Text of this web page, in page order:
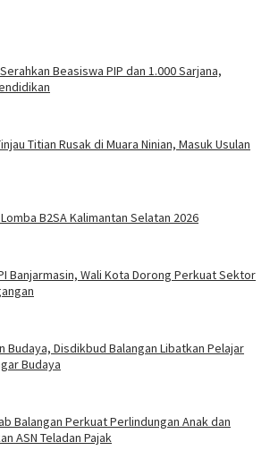
Beasiswa PIP dan 1.000 Sarjana,
Titian Rusak di Muara Ninian, Masuk Usulan
B2SA Kalimantan Selatan 2026
Banjarmasin, Wali Kota Dorong Perkuat Sektor
Budaya, Disdikbud Balangan Libatkan Pelajar
Budaya
Balangan Perkuat Perlindungan Anak dan
ASN Teladan Pajak